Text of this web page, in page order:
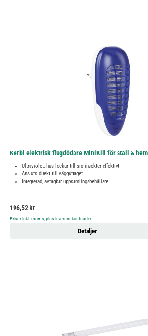
Kerbl elektrisk flugdödare MiniKill för stall & hem
Ultraviolett ljus lockar till sig insekter effektivt
Ansluts direkt till vägguttaget
Integrerad, avtagbar uppsamlingsbehållare
Ordinarie pris:
196,52 kr
Priser inkl. moms, plus leveranskostnader
Detaljer